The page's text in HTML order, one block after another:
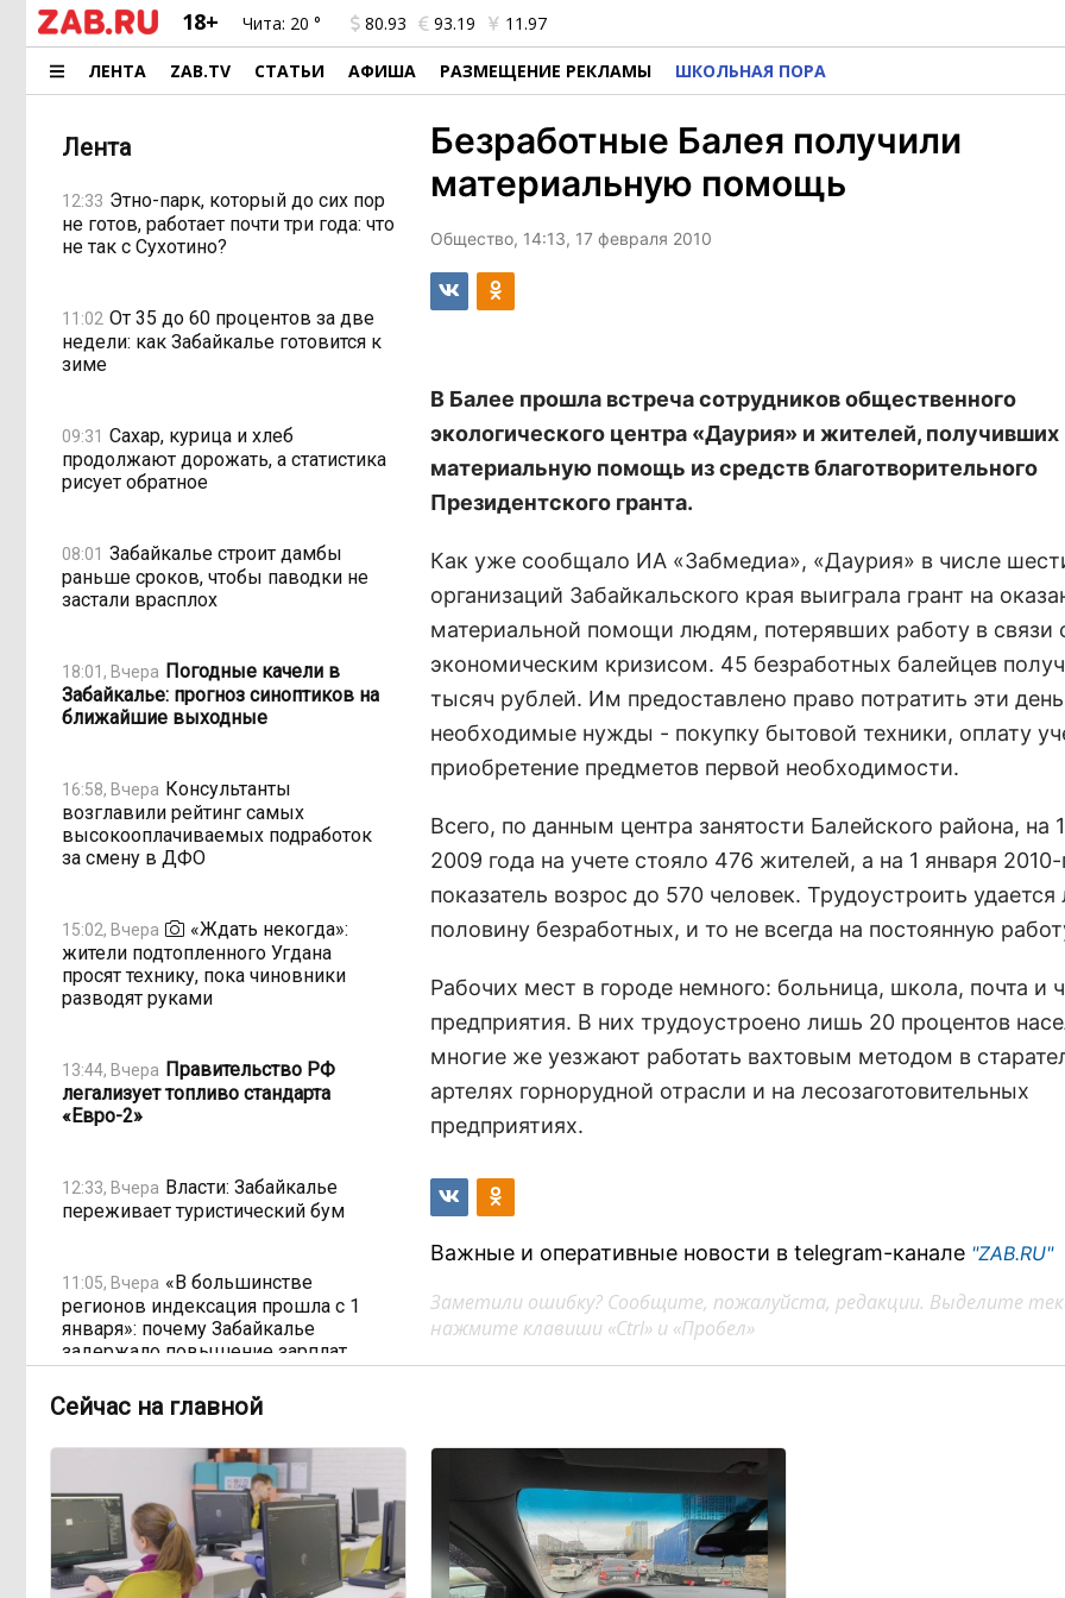
18+ Чита: 20 ° 80.93 93.19 11.97
ЛЕНТА ZAB.TV СТАТЬИ АФИША РАЗМЕЩЕНИЕ РЕКЛАМЫ ШКОЛЬНАЯ ПОРА
Лента
12:33 Этно-парк, который до сих пор
не готов, работает почти три года: что
не так с Сухотино?
11:02 От 35 до 60 процентов за две
недели: как Забайкалье готовится к
зиме
09:31 Сахар, курица и хлеб
продолжают дорожать, а статистика
рисует обратное
08:01 Забайкалье строит дамбы
раньше сроков, чтобы паводки не
застали врасплох
18:01, Вчера Погодные качели в
Забайкалье: прогноз синоптиков на
ближайшие выходные
16:58, Вчера Консультанты
возглавили рейтинг самых
высокооплачиваемых подработок
за смену в ДФО
15:02, Вчера
«Ждать некогда»:
жители подтопленного Угдана
просят технику, пока чиновники
разводят руками
13:44, Вчера Правительство РФ
легализует топливо стандарта
«Евро-2»
12:33, Вчера Власти: Забайкалье
переживает туристический бум
11:05, Вчера «В большинстве
регионов индексация прошла с 1
января»: почему Забайкалье
задержало повышение зарплат
бюджетникам
10:16, Вчера
В Каларском округе
подрядчик и чиновник попали под
уголовные дела
08:38, Вчера 598 миллионов улетели в
Омск: как Забайкалье провалило
Безработные Балея получили
материальную помощь
Общество, 14:13, 17 февраля 2010
В Балее прошла встреча сотрудников общественного
экологического центра «Даурия» и жителей, получивших
материальную помощь из средств благотворительного
Президентского гранта.
Как уже сообщало ИА «Забмедиа», «Даурия» в числе
организаций Забайкальского края выиграла грант на
материальной помощи людям, потерявших работу в связи
экономическим кризисом. 45 безработных балейцев
тысяч рублей. Им предоставлено право потратить эти
необходимые нужды - покупку бытовой техники, оплату
приобретение предметов первой необходимости.
Всего, по данным центра занятости Балейского района, на
2009 года на учете стояло 476 жителей, а на 1 января 2010-
показатель возрос до 570 человек. Трудоустроить
половину безработных, и то не всегда на постоянную
Рабочих мест в городе немного: больница, школа, почта и
предприятия. В них трудоустроено лишь 20 процентов
многие же уезжают работать вахтовым методом в
артелях горнорудной отрасли и на лесозаготовительных
предприятиях.
Важные и оперативные новости в telegram-канале "ZAB.RU"
Заметили ошибку? Сообщите, пожалуйста, редакции. Выделите
нажмите клавиши «Ctrl» и «Пробел»
Сейчас на главной